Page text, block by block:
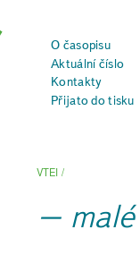
O časopisu
Aktuální číslo
Kontakty
Přijato do tisku
VTEI /